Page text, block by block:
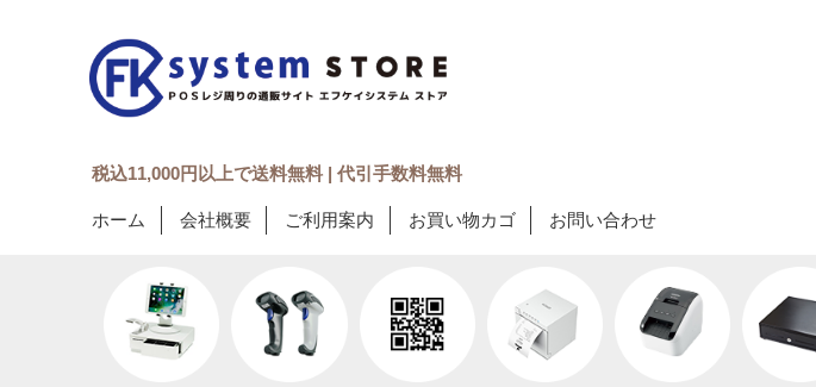
税込11,000円以上で送料無料 | 代引手数料無料
ホーム 会社概要 ご利用案内 お買い物カゴ お問い合わせ